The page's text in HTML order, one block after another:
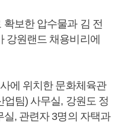
보한 압수물과 김 전
강원랜드 채용비리에
에 위치한 문화체육관
팀) 사무실, 강원도 정
, 관련자 3명의 자택과